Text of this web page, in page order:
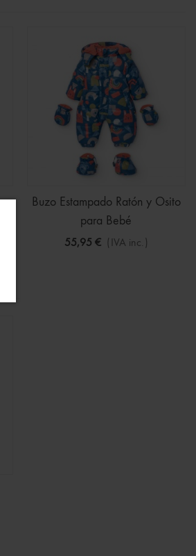
Buzo Estampado Ratón y Osito
para Bebé
55,95 € (IVA inc.)